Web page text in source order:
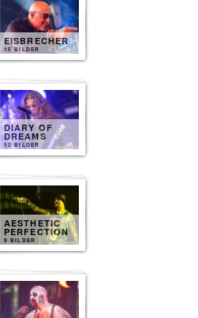
EISBRECHER
15 BILDER
DIARY OF
DREAMS
12 BILDER
AESTHETIC
PERFECTION
9 BILDER